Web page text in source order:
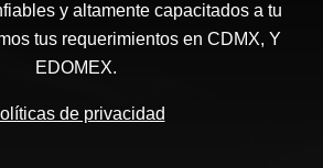
y altamente capacitados a tu
tus requerimientos en CDMX, Y
EDOMEX.
de privacidad